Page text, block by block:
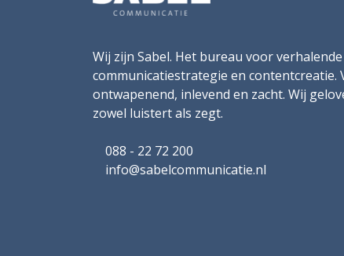
Wij zijn Sabel. Het bureau voor
communicatiestrategie en contentcreatie.
ontwapenend, inlevend en zacht. Wij
zowel luistert als zegt.
088 - 22 72 200
info@sabelcommunicatie.nl